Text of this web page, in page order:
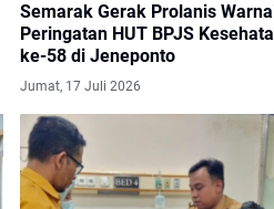
Semarak Gerak Prolanis
Peringatan HUT BPJS
ke-58 di Jeneponto
Jumat, 17 Juli 2026